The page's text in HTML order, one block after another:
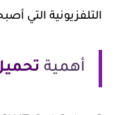
التلفزيونية التي
أهمية